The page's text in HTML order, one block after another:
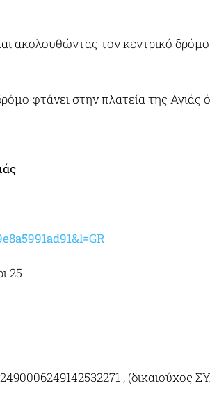
τον κεντρικό δρόμο
φτάνει στην πλατεία της Αγιάς
25
,